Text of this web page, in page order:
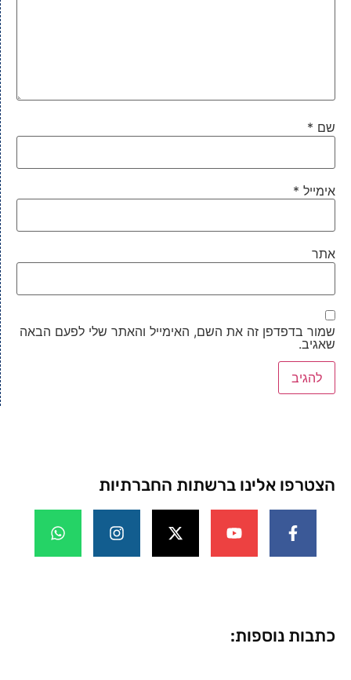
שם *
אימייל *
אתר
שמור בדפדפן זה את השם, האימייל והאתר שלי לפעם הבאה
שאגיב.
הצטרפו אלינו ברשתות החברתיות
כתבות נוספות: